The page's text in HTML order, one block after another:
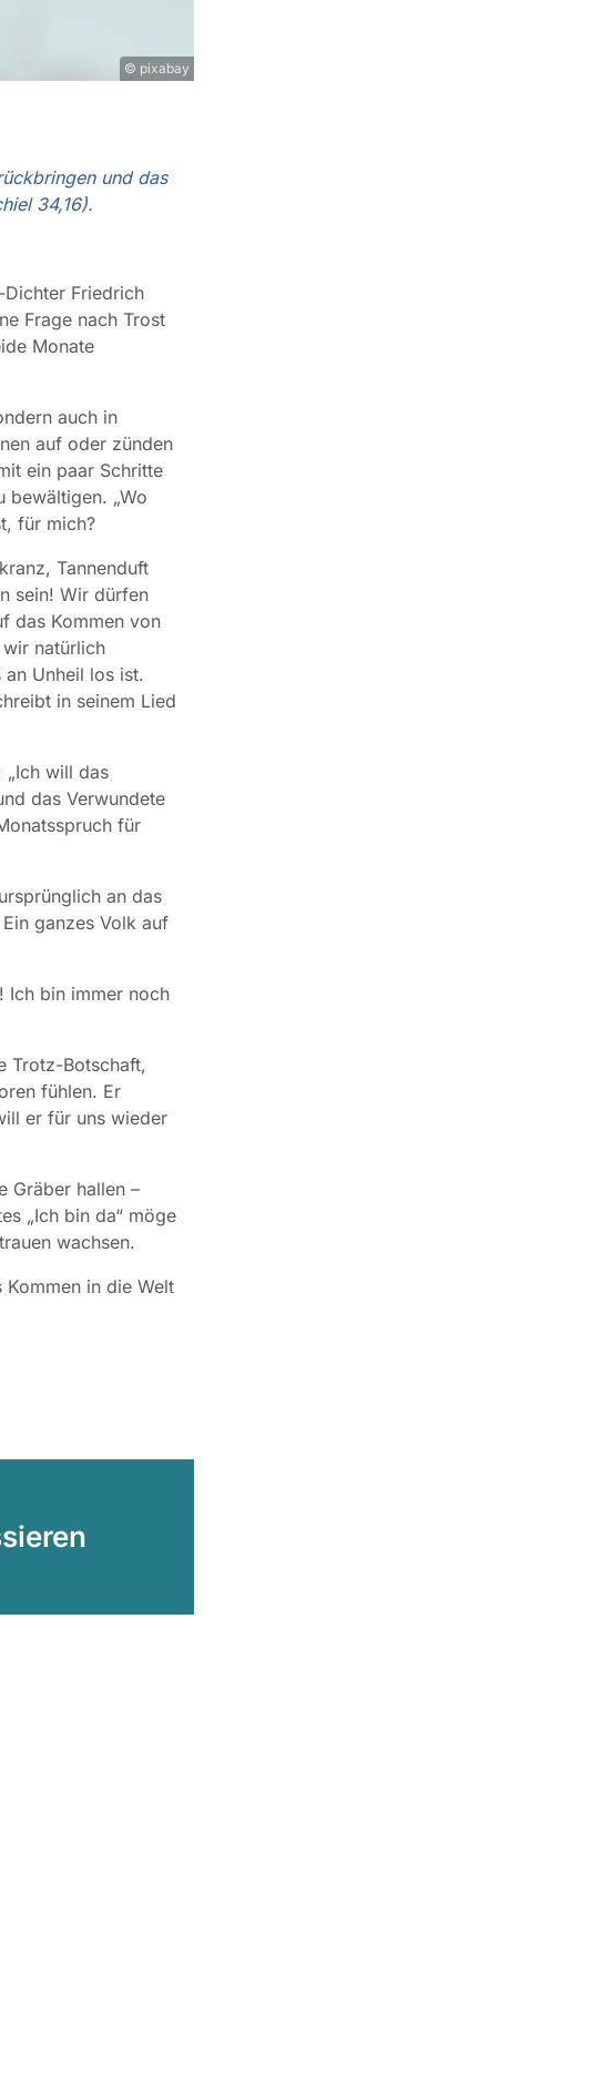
© pixabay
und das
34,16).
Friedrich
Frage nach Trost
Monate
auch in
auf oder zünden
ein paar Schritte
bewältigen. „Wo
für mich?
Tannenduft
sein! Wir dürfen
das Kommen von
natürlich
Unheil los ist.
in seinem Lied
„Ich will das
das Verwundete
für
an das
ganzes Volk auf
Ich bin immer noch
Trotz-Botschaft,
fühlen. Er
er für uns wieder
Gräber hallen –
„Ich bin da“ möge
wachsen.
in die Welt